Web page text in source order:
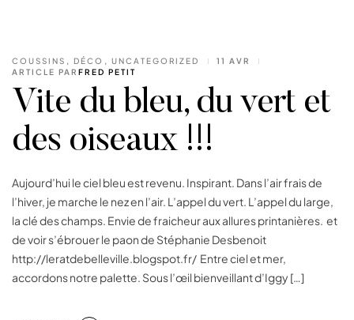
COUSSINS , DÉCO , UNCATEGORIZED
11 AVR
ARTICLE PAR FRED PETIT
Vite du bleu, du vert et
des oiseaux !!!
Aujourd’hui le ciel bleu est revenu. Inspirant. Dans l’air frais de
l’hiver, je marche le nez en l’air. L’appel du vert. L’appel du large,
la clé des champs. Envie de fraicheur aux allures printanières. et
de voir s’ébrouer le paon de Stéphanie Desbenoit
http://leratdebelleville.blogspot.fr/ Entre ciel et mer,
accordons notre palette. Sous l’œil bienveillant d’Iggy […]